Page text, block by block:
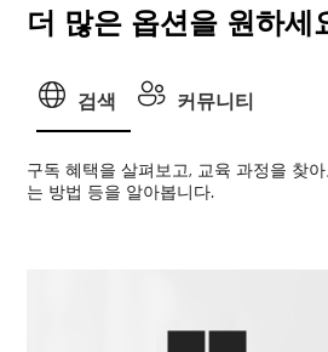
더 많은 옵션을 원하세
검색 커뮤니티
구독 혜택을 살펴보고, 교육 과정을 찾
는 방법 등을 알아봅니다.